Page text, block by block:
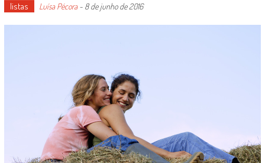
listas Luísa Pécora- 8 de junho de 2016